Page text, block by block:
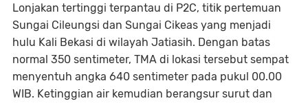
Lonjakan tertinggi terpantau di P2C, titik pertemuan
Sungai Cileungsi dan Sungai Cikeas yang menjadi
hulu Kali Bekasi di wilayah Jatiasih. Dengan batas
normal 350 sentimeter, TMA di lokasi tersebut sempat
menyentuh angka 640 sentimeter pada pukul 00.00
WIB. Ketinggian air kemudian berangsur surut dan